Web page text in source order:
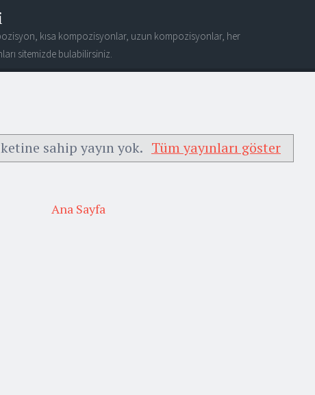
kısa kompozisyonlar, uzun kompozisyonlar, her
sitemizde bulabilirsiniz.
sahip yayın yok. Tüm yayınları göster
Ana Sayfa